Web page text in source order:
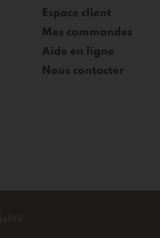
Espace client
Mes commandes
Aide en ligne
Nous contacter